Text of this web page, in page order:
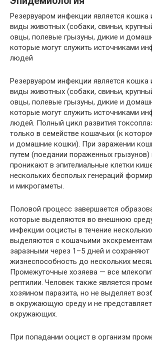
Резервуаром инфекции является кошка
виды животных (собаки, свиньи,
овцы, полевые грызуны, дикие и
которые могут служить источниками
людей
Резервуаром инфекции является кошка
виды животных (собаки, свиньи,
овцы, полевые грызуны, дикие и
которые могут служить источниками
людей. Полный цикл развития
только в семействе кошачьих (к
и домашние кошки). При заражении
путем (поедании пораженных грызунов)
проникают в эпителиальные клетки
нескольких бесполых генераций
и микрогаметы.
Половой процесс завершается
которые выделяются во внешнюю
инфекции ооцисты в течение
выделяются с кошачьими
заразными через 1–5 дней и сохраняют
жизнеспособность до нескольких
Промежуточные хозяева — все
рептилии. Человек также является
хозяином паразита, но не выделяет
в окружающую среду и не
окружающих.
При попадании ооцист в организм